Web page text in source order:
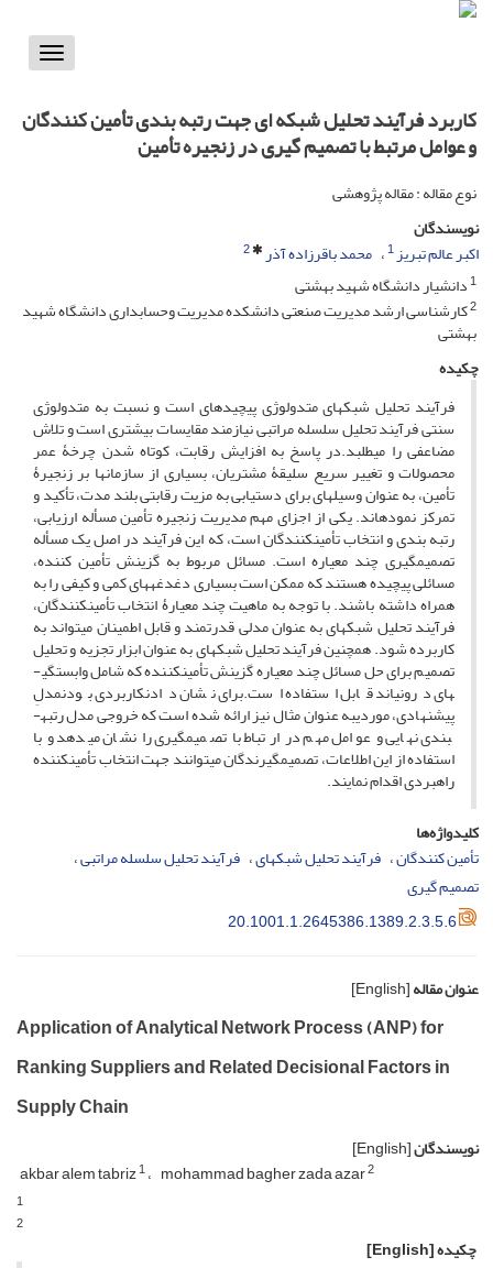
Toggle
کاربرد فرآیند تحلیل شبکه ای جهت رتبه بندی تأمین کنندگان
و عوامل مرتبط با تصمیم گیری در زنجیره تأمین
نوع مقاله : مقاله پژوهشی
نویسندگان
اکبر عالم تبریز1 محمد باقرزاده آذر
2
1دانشیار دانشگاه شهید بهشتی
2کارشناسی ارشد مدیریت صنعتی دانشکده مدیریت وحسابداری دانشگاه شهید
بهشتی
چکیده
فرآیند تحلیل شبکه­ای متدولوژی پیچیده­ای است و نسبت به متدولوژی
سنتی فرآیند تحلیل سلسله مراتبی نیازمند مقایسات بیشتری است و تلاش
مضاعفی را می­طلبد.در پاسخ به افزایش رقابت، کوتاه شدن چرخۀ عمر
محصولات و تغییر سریع سلیقۀ مشتریان، بسیاری از سازمان­ها بر زنجیرۀ
تأمین، به عنوان وسیله­ای برای دستیابی به مزیت رقابتی بلند مدت، تأکید و
تمرکز نموده­اند. یکی از اجزای مهم مدیریت زنجیره تأمین مسأله ارزیابی،
رتبه بندی و انتخاب تأمین­کنندگان است، که این فرآیند در اصل یک مسأله
تصمیم­گیری چند معیاره است. مسائل مربوط به گزینش تأمین کننده،
مسائلی پیچیده هستند که ممکن است بسیاری دغدغه­های کمی و کیفی را به
همراه داشته باشند. با توجه به ماهیت چند معیارۀ انتخاب تأمین­کنندگان،
فرآیند تحلیل شبکه­ای به عنوان مدلی قدرتمند و قابل اطمینان می­تواند به
کاربرده شود. همچنین فرآیند تحلیل شبکه­ای به عنوان ابزار تجزیه و تحلیل
تصمیم برای حل مسائل چند معیاره گزینش تأمین­کننده که شامل وابستگی­
های درونی­اند قابل استفاده است.برای نشان دادنکاربردی بودنمدلِ
پیشنهادی، موردیبه عنوان مثال نیز ارائه شده است که خروجی مدل رتبه­
بندی نهایی و عوامل مهم در ارتباط با تصمیم­گیری را نشان می­دهد و با
استفاده از این اطلاعات، تصمیم­گیرندگان می­توانند جهت انتخاب تأمین­کننده
راهبردی اقدام نمایند.
کلیدواژه‌ها
تأمین کنندگان فرآیند تحلیل شبکهای فرآیند تحلیل سلسله مراتبی
تصمیم گیری
20.1001.1.2645386.1389.2.3.5.6
عنوان مقاله[English]
Application of Analytical Network Process (ANP) for
Ranking Suppliers and Related Decisional Factors in
Supply Chain
نویسندگان[English]
akbar alem tabriz1 mohammad bagher zada azar2
1
2
چکیده[English]